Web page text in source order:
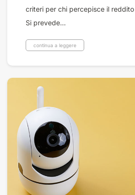
criteri per chi percepisce il
Si prevede...
continua a leggere